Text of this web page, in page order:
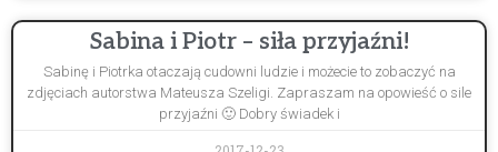
Sabina i Piotr – siła przyjaźni!
Sabinę i Piotrka otaczają cudowni ludzie i możecie to zobaczyć na
zdjęciach autorstwa Mateusza Szeligi. Zapraszam na opowieść o sile
przyjaźni 🙂 Dobry świadek i